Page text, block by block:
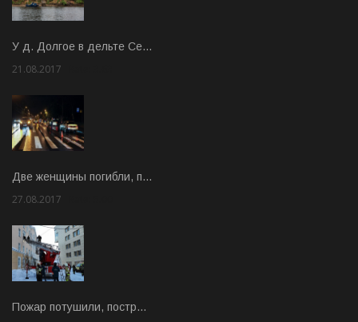
У д. Долгое в дельте Се…
21.08.2017
Две женщины погибли, п…
27.08.2017
Пожар потушили, постр…